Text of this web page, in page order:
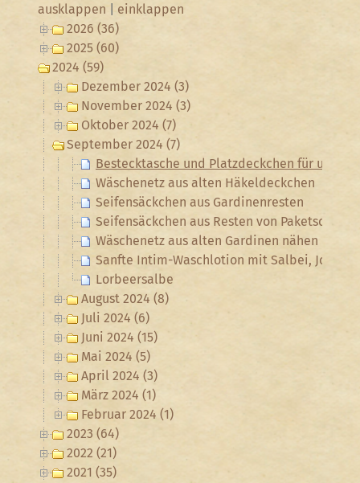
ausklappen
einklappen
2026 (36)
2025 (60)
2024 (59)
Dezember 2024 (3)
November 2024 (3)
Oktober 2024 (7)
September 2024 (7)
Bestecktasche und Platzdeckchen für
Wäschenetz aus alten Häkeldeckchen
Seifensäckchen aus Gardinenresten
Seifensäckchen aus Resten von Paketschnur
Wäschenetz aus alten Gardinen nähen
Sanfte Intim-Waschlotion mit Salbei,
Lorbeersalbe
August 2024 (8)
Juli 2024 (6)
Juni 2024 (15)
Mai 2024 (5)
April 2024 (3)
März 2024 (1)
Februar 2024 (1)
2023 (64)
2022 (21)
2021 (35)